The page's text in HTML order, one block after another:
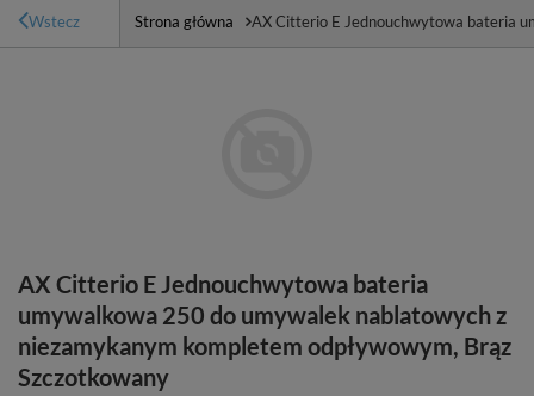
Wstecz Strona główna AX Citterio E Jednouchwytowa bateria
AX Citterio E Jednouchwytowa bateria
umywalkowa 250 do umywalek nablatowych z
niezamykanym kompletem odpływowym, Brąz
Szczotkowany